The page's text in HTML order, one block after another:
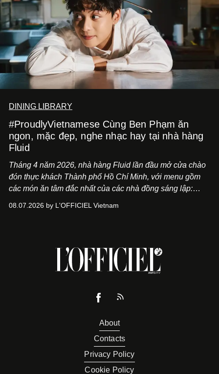
DINING LIBRARY
#ProudlyVietnamese Cùng Ben Phạm ăn
ngon, mặc đẹp, nghe nhạc hay tại nhà hàng
Fluid
Tháng 4 năm 2026, nhà hàng Fluid lần đầu mở cửa chào
đón thực khách Thành phố Hồ Chí Minh, với menu gồm
các món ăn tâm đắc nhất của các nhà đồng sáng lập:
món ăn đa dạng từ Á đến Âu nhanh chóng được yêu thích
08.07.2026 by L'OFFICIEL Vietnam
About
Contacts
Privacy Policy
Cookie Policy